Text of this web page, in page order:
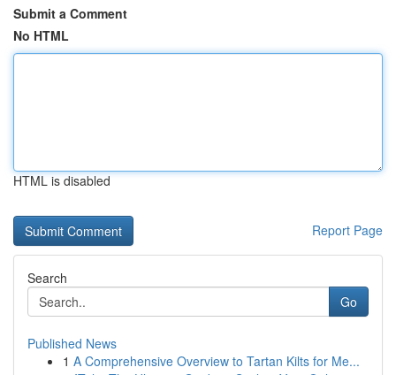
Submit a Comment
No HTML
HTML is disabled
Report Page
Search
Go
Published News
1 A Comprehensive Overview to Tartan Kilts for Me...